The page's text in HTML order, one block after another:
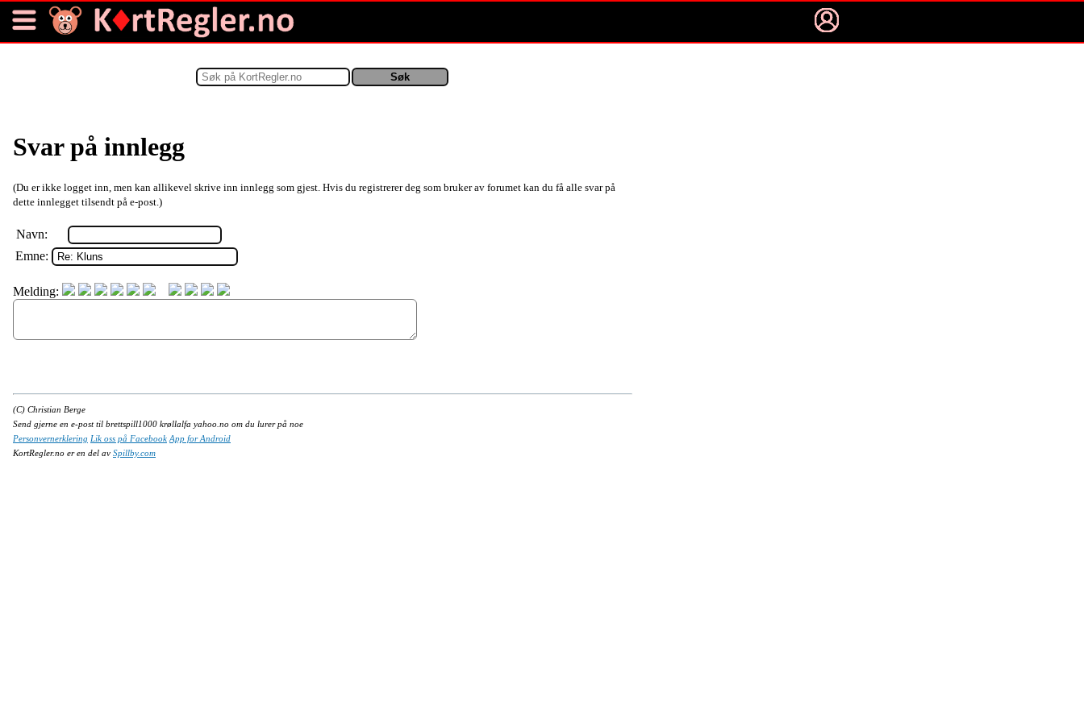
Svar på innlegg
(Du er ikke logget inn, men kan allikevel skrive inn innlegg som gjest. Hvis du registrerer deg som bruker av forumet kan du få alle svar på
dette innlegget tilsendt på e-post.)
Navn:
Emne:
Melding:
(C) Christian Berge
Send gjerne en e-post til brettspill1000 krøllalfa yahoo.no om du lurer på noe
Personvernerklering Lik oss på Facebook App for Android
KortRegler.no er en del av Spillby.com